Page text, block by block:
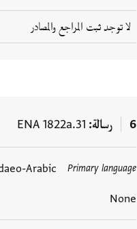
لا توجد ثبت المراجع والمصادر
6 رسالة ENA 1822a.31
Primary language
Arabic
None
العلامات